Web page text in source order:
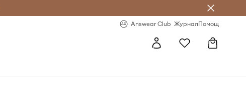
Answear Club ЖурналПомощ